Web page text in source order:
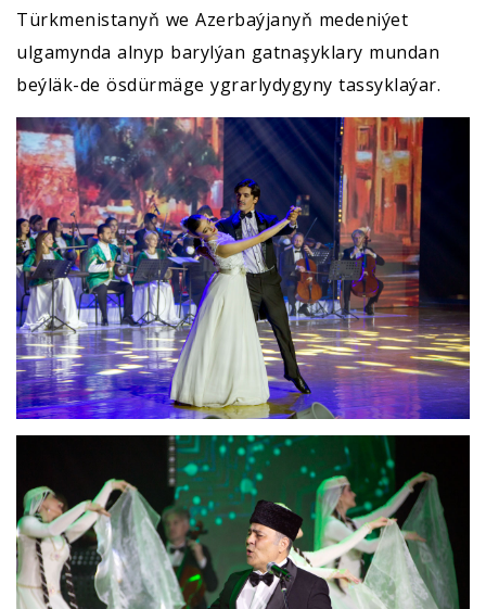
Türkmenistanyň we Azerbaýjanyň medeniýet
ulgamynda alnyp barylýan gatnaşyklary mundan
beýläk-de ösdürmäge ygrarlydygyny tassyklaýar.